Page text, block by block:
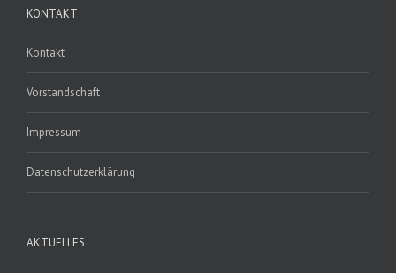
KONTAKT
Kontakt
Vorstandschaft
Impressum
Datenschutzerklärung
AKTUELLES